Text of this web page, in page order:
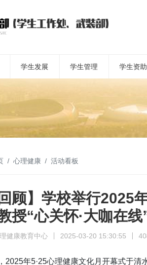
学生发展 学生管理 学生资助
心理健康 活动看板
回顾】学校举行2025
授“心关怀·大咖在
健康教育中心 2025-03-20 15:30:55
2025年5·25心理健康文化月开幕式于